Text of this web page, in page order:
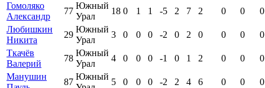
Гомоляко
Александр
77
Южный
Урал
18 0 1 1 -5 2 7 2 0 0
0
Любишкин
Никита
29
Южный
Урал
3 0 0 0 -2 0 2 0 0 0
0
Ткачёв
Валерий
78
Южный
Урал
4 0 0 0 -1 0 1 2 0 0
0
Манушин
87
Южный
5 0 0 0 -2 2 4 6 0 0
0